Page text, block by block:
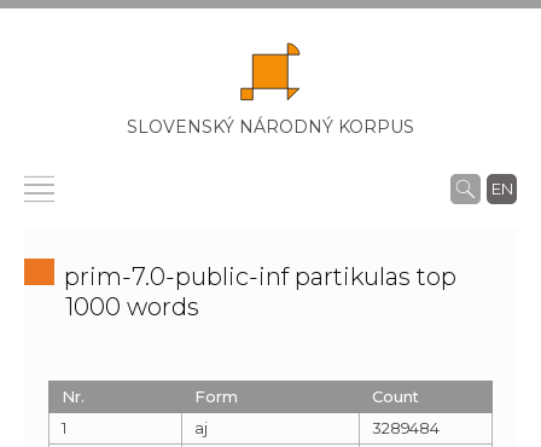
SLOVENSKÝ NÁRODNÝ KORPUS
EN
prim-7.0-public-inf partikulas top
1000 words
Nr. Form
Count
1
aj
3289484